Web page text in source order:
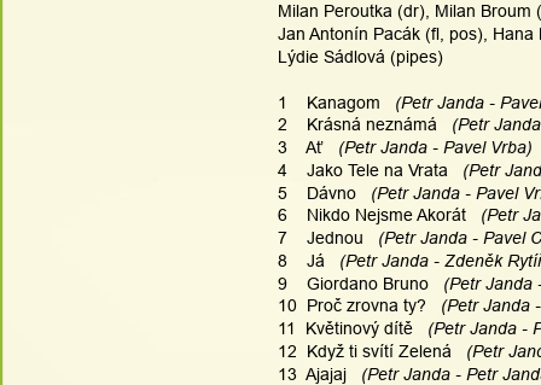
Milan Peroutka (dr), Milan Broum
Jan Antonín Pacák (fl, pos),
Lýdie Sádlová (pipes)
1    Kanagom
(Petr Janda -
2    Krásná neznámá
(Petr
3    Ať
(Petr Janda - Pavel Vrba)
4    Jako Tele na Vrata
(Petr
5    Dávno
(Petr Janda - Pavel
6    Nikdo Nejsme Akorát
(Petr
7    Jednou
(Petr Janda - Pavel
8    Já
(Petr Janda - Zdeněk
9    Giordano Bruno
(Petr Janda
10  Proč zrovna ty?
(Petr Janda
11  Květinový dítě
(Petr Janda -
12  Když ti svítí Zelená
(Petr
13  Ajajaj
(Petr Janda - Petr